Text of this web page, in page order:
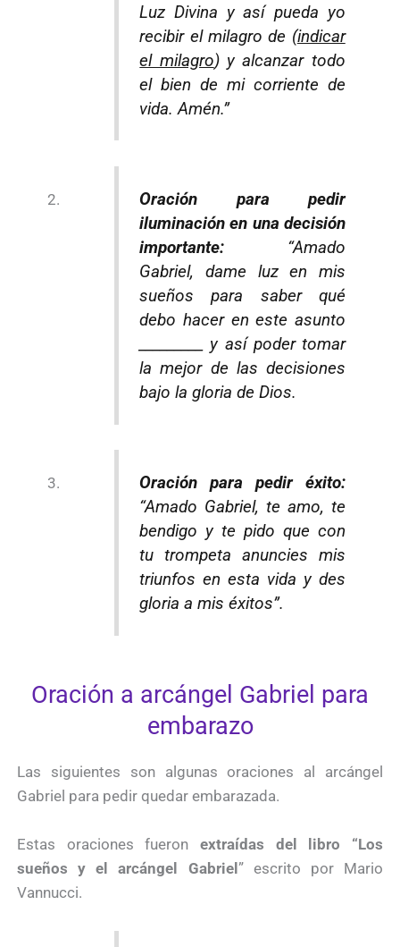
Luz Divina y así pueda yo
recibir el milagro de (indicar
el milagro) y alcanzar todo
el bien de mi corriente de
vida. Amén.”
Oración para pedir
iluminación en una decisión
importante: “Amado
Gabriel, dame luz en mis
sueños para saber qué
debo hacer en este asunto
_________ y así poder tomar
la mejor de las decisiones
bajo la gloria de Dios.
Oración para pedir éxito:
“Amado Gabriel, te amo, te
bendigo y te pido que con
tu trompeta anuncies mis
triunfos en esta vida y des
gloria a mis éxitos”.
Oración a arcángel Gabriel para
embarazo
Las siguientes son algunas oraciones al arcángel
Gabriel para pedir quedar embarazada.
Estas oraciones fueron extraídas del libro “Los
sueños y el arcángel Gabriel ” escrito por Mario
Vannucci.